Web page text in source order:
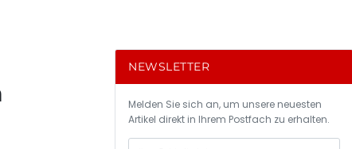
NEWSLETTER
Melden Sie sich an, um unsere neuesten
Artikel direkt in Ihrem Postfach zu erhalten.